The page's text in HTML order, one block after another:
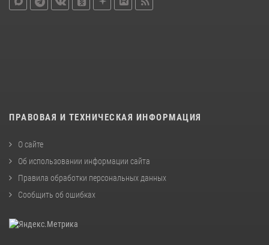
ПРАВОВАЯ И ТЕХНИЧЕСКАЯ ИНФОРМАЦИЯ
О сайте
Об использовании информации сайта
Правила обработки персональных данных
Сообщить об ошибках